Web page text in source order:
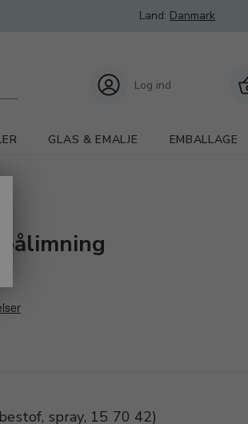
Land: Danmark
Log ind
GLAS & EMALJE EMBALLAGE
spray, 15 70 42)